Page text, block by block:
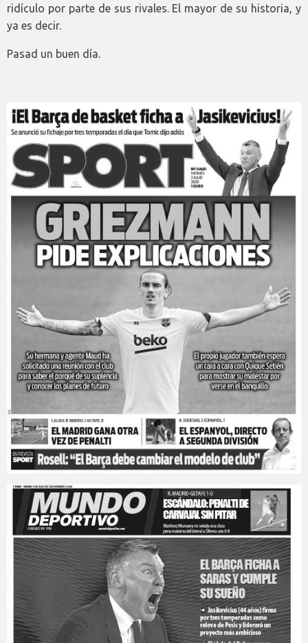
ridículo por parte de sus rivales. El mayor de su historia, y
ya es decir.
Pasad un buen día.